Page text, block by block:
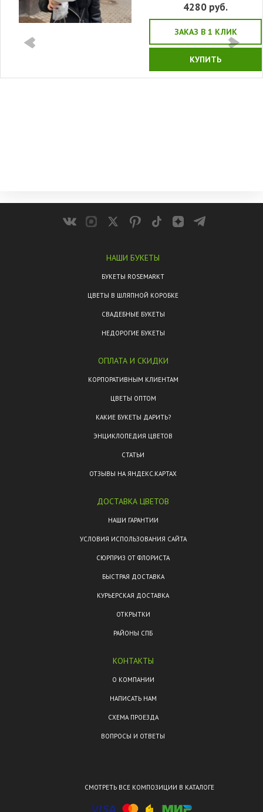
4280 руб.
ЗАКАЗ В 1 КЛИК
КУПИТЬ
НАШИ БУКЕТЫ
БУКЕТЫ ROSEMARKT
ЦВЕТЫ В ШЛЯПНОЙ КОРОБКЕ
СВАДЕБНЫЕ БУКЕТЫ
НЕДОРОГИЕ БУКЕТЫ
ОПЛАТА И СКИДКИ
КОРПОРАТИВНЫМ КЛИЕНТАМ
ЦВЕТЫ ОПТОМ
КАКИЕ БУКЕТЫ ДАРИТЬ?
ЭНЦИКЛОПЕДИЯ ЦВЕТОВ
СТАТЬИ
ОТЗЫВЫ НА ЯНДЕКС.КАРТАХ
ДОСТАВКА ЦВЕТОВ
НАШИ ГАРАНТИИ
УСЛОВИЯ ИСПОЛЬЗОВАНИЯ САЙТА
СЮРПРИЗ ОТ ФЛОРИСТА
БЫСТРАЯ ДОСТАВКА
КУРЬЕРСКАЯ ДОСТАВКА
ОТКРЫТКИ
РАЙОНЫ СПБ
КОНТАКТЫ
О КОМПАНИИ
НАПИСАТЬ НАМ
СХЕМА ПРОЕЗДА
ВОПРОСЫ И ОТВЕТЫ
СМОТРЕТЬ ВСЕ КОМПОЗИЦИИ В КАТАЛОГЕ